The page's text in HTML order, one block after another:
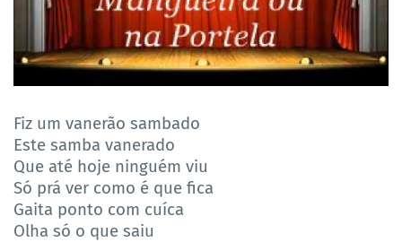
Fiz um vanerão sambado
Este samba vanerado
Que até hoje ninguém viu
Só prá ver como é que fica
Gaita ponto com cuíca
Olha só o que saiu